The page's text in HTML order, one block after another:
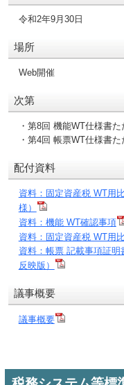
令和2年9月30日
場所
Web開催
次第
・第8回 機能WT仕様書
・第4回 帳票WT仕様書
配付資料
資料：固定資産税 WT用
様）
資料：機能 WT確認事項
資料：固定資産税 WT用
資料：帳票 記載事項証
反映版）
議事概要
議事概要